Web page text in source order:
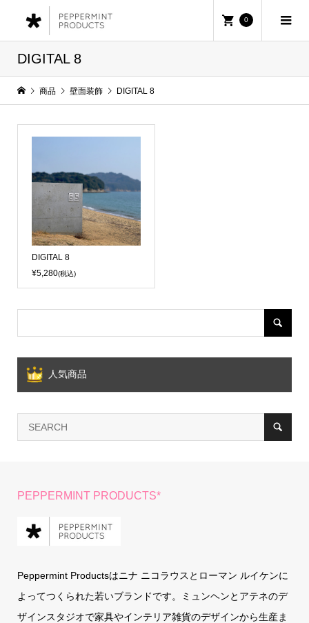
0
DIGITAL 8
商品 壁面装飾 DIGITAL 8
DIGITAL 8
¥5,280(税込)
人気商品
PEPPERMINT PRODUCTS*
Peppermint Productsはニナ ニコラウスとローマン ルイケンに
よってつくられた若いブランドです。ミュンヘンとアテネのデ
ザインスタジオで家具やインテリア雑貨のデザインから生産ま